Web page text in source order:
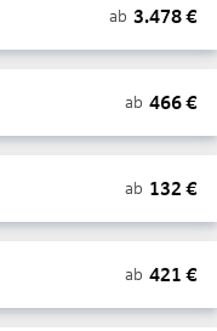
ab 3.478€
ab 466€
ab 132 €
ab 421 €